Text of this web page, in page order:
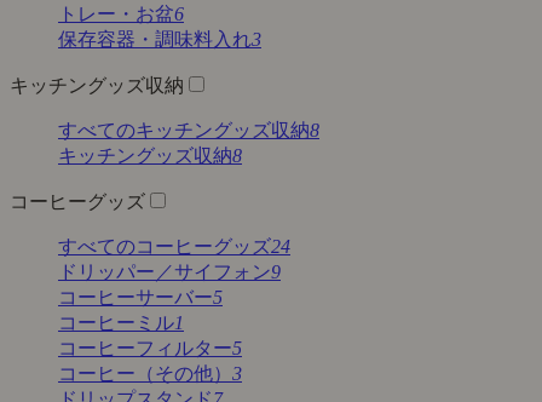
トレー・お盆6
保存容器・調味料入れ3
キッチングッズ収納
すべてのキッチングッズ収納8
キッチングッズ収納8
コーヒーグッズ
すべてのコーヒーグッズ24
ドリッパー／サイフォン9
コーヒーサーバー5
コーヒーミル1
コーヒーフィルター5
コーヒー（その他） 3